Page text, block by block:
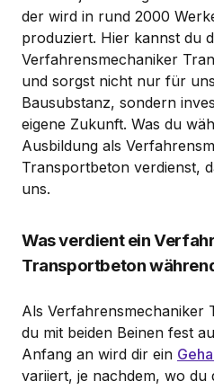
der wird in rund 2000
produziert. Hier kannst du
Verfahrensmechaniker
und sorgst nicht nur für
Bausubstanz, sondern
eigene Zukunft. Was du
Ausbildung als
Transportbeton verdienst,
uns.
Was verdient ein
Transportbeton
Als Verfahrensmechaniker
du mit beiden Beinen fest
Anfang an wird dir ein
variiert, je nachdem, wo du